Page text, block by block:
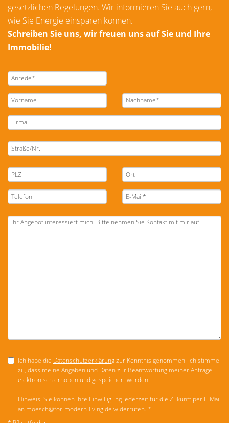
gesetzlichen Regelungen. Wir informieren Sie auch gern,
wie Sie Energie einsparen können.
Schreiben Sie uns, wir freuen uns auf Sie und Ihre
Immobilie!
Ich habe die Datenschutzerklärungzur Kenntnis genommen. Ich stimme
zu, dass meine Angaben und Daten zur Beantwortung meiner Anfrage
elektronisch erhoben und gespeichert werden.
Hinweis: Sie können Ihre Einwilligung jederzeit für die Zukunft per E-Mail
an moesch@for-modern-living.de widerrufen. *